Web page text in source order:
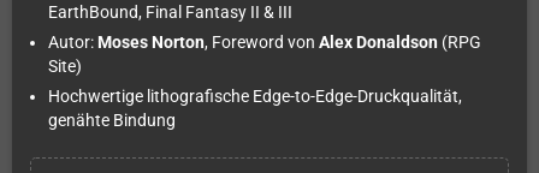
EarthBound, Final Fantasy II & III
Autor: Moses Norton, Foreword von Alex Donaldson (RPG
Site)
Hochwertige lithografische Edge-to-Edge-Druckqualität,
genähte Bindung